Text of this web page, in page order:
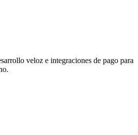
veloz e integraciones de pago para